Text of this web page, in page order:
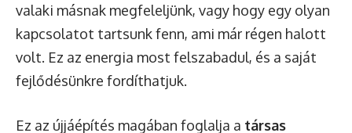
valaki másnak megfeleljünk, vagy hogy egy olyan
kapcsolatot tartsunk fenn, ami már régen halott
volt. Ez az energia most felszabadul, és a saját
fejlődésünkre fordíthatjuk.
Ez az újjáépítés magában foglalja a társas